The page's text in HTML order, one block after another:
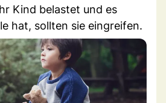
Kind belastet und es
hat, sollten sie eingreifen.